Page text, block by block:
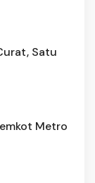
Satu
Metro